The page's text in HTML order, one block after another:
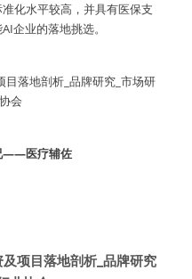
化水平较高，并具有医保支
企业的落地挑选。
——医疗辅佐